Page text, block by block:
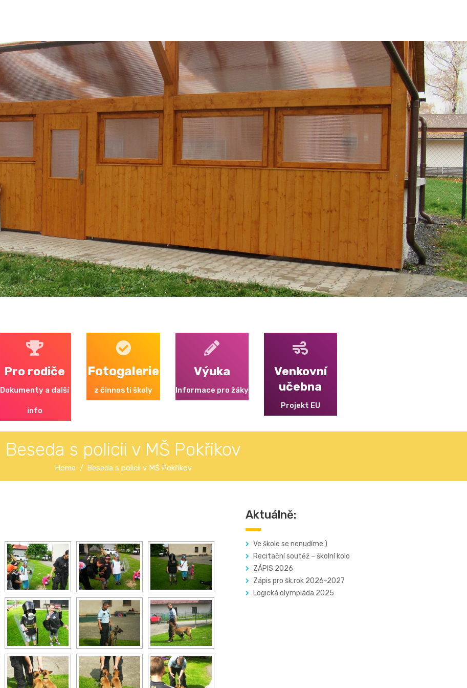
Pro rodiče
Dokumenty a další
info
Fotogalerie
z činnosti školy
Výuka
Informace pro žáky
Venkovní
učebna
Projekt EU
Beseda s policii v MŠ Pokřikov
Home Beseda s policii v MŠ Pokřikov
Aktuálně:
Ve škole se nenudíme:)
Recitační soutěž – školní kolo
ZÁPIS 2026
Zápis pro šk.rok 2026-2027
Logická olympiáda 2025